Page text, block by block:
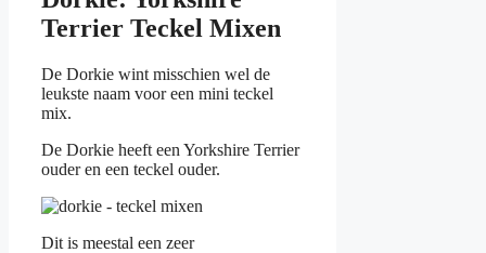
Terrier Teckel Mixen
De Dorkie wint misschien wel de
leukste naam voor een mini teckel
mix.
De Dorkie heeft een Yorkshire Terrier
ouder en een teckel ouder.
Dit is meestal een zeer